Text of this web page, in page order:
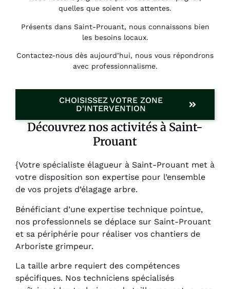
quelles que soient vos attentes.
Présents dans Saint-Prouant, nous connaissons bien
les besoins locaux.
Contactez-nous dès aujourd’hui, nous vous répondrons
avec professionnalisme.
CHOISISSEZ VOTRE ZONE
D'INTERVENTION
Découvrez nos activités à Saint-
Prouant
{Votre spécialiste élagueur à Saint-Prouant met à
votre disposition son expertise pour l’ensemble
de vos projets d’élagage arbre.
Bénéficiant d’une expertise technique pointue,
nos professionnels se déplace sur Saint-Prouant
et sa périphérie pour réaliser vos chantiers de
Arboriste grimpeur.
La taille arbre requiert des compétences
spécifiques. Nos techniciens spécialisés